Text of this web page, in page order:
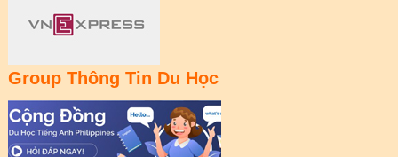
Group Thông Tin Du Học